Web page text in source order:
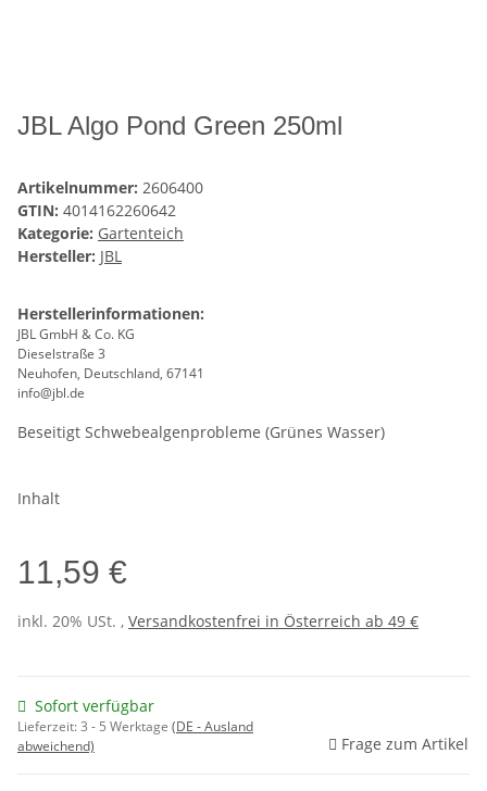
JBL Algo Pond Green 250ml
Artikelnummer: 2606400
GTIN: 4014162260642
Kategorie: Gartenteich
Hersteller: JBL
Herstellerinformationen:
JBL GmbH & Co. KG
Dieselstraße 3
Neuhofen, Deutschland, 67141
info@jbl.de
Beseitigt Schwebealgenprobleme (Grünes Wasser)
Inhalt
11,59 €
inkl. 20% USt. , Versandkostenfrei in Österreich ab 49 €
Sofort verfügbar
Lieferzeit:3 - 5 Werktage (DE - Ausland
abweichend)
Frage zum Artikel